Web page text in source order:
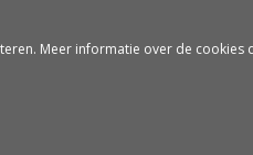
Meer informatie over de cookies